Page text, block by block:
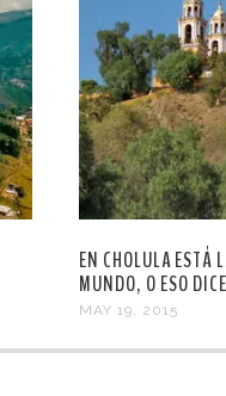
EN CHOLULA ESTÁ
MUNDO, O ESO
MAY 19, 2015